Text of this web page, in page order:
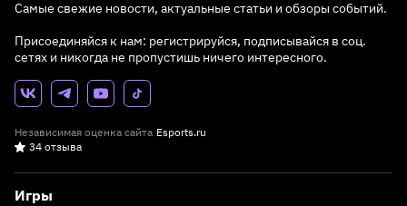
Самые свежие новости, актуальные статьи и обзоры событий.
Присоединяйся к нам: регистрируйся, подписывайся в соц.
сетях и никогда не пропустишь ничего интересного.
Независимая оценка сайта Esports.ru
34 отзыва
Игры